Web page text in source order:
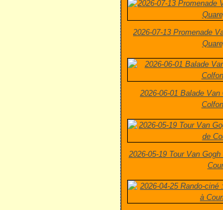
2026-07-13 Promenade
2026-06-01 Balade
2026-05-19 Tour Van